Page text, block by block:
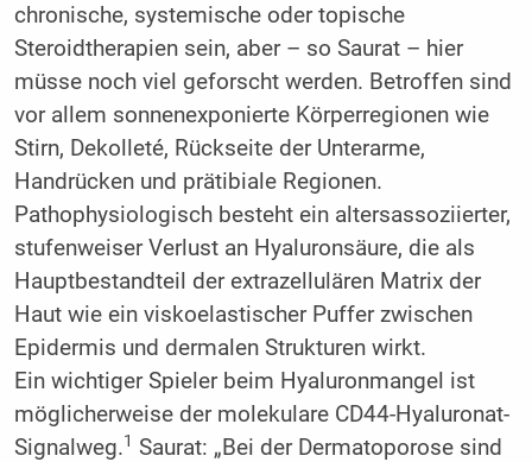
chronische, systemische oder topische
Steroidtherapien sein, aber – so Saurat – hier
müsse noch viel geforscht werden. Betroffen sind
vor allem sonnenexponierte Körperregionen wie
Stirn, Dekolleté, Rückseite der Unterarme,
Handrücken und prätibiale Regionen.
Pathophysiologisch besteht ein altersassoziierter,
stufenweiser Verlust an Hyaluronsäure, die als
Hauptbestandteil der extrazellulären Matrix der
Haut wie ein viskoelastischer Puffer zwischen
Epidermis und dermalen Strukturen wirkt.
Ein wichtiger Spieler beim Hyaluronmangel ist
möglicherweise der molekulare CD44-Hyaluronat-
Signalweg.1 Saurat: „Bei der Dermatoporose sind